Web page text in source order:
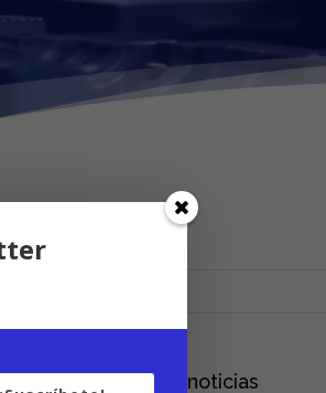
Últimas noticias